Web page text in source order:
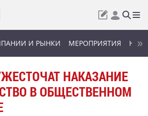
И РЫНКИ МЕРОПРИЯТИЯ
НАКАЗАНИЕ
В ОБЩЕСТВЕННОМ